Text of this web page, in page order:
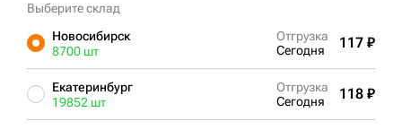
Выберите склад
Новосибирск
8700 шт
Отгрузка
Сегодня
117 ₽
Екатеринбург
19852 шт
Отгрузка
Сегодня
118 ₽